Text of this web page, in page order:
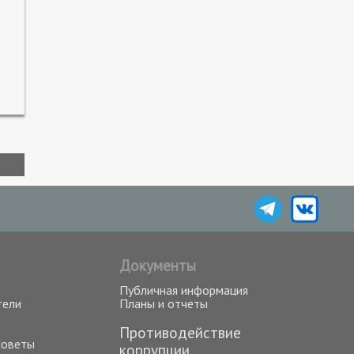
Документы
Публичная информация
Планы и отчеты
Противодействие
коррупции